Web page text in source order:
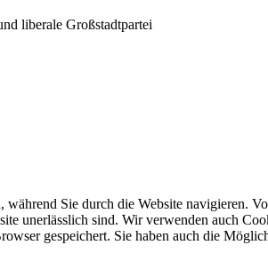
liberale Großstadtpartei
Sie durch die Website navigieren.
unerlässlich sind. Wir verwenden auch
gespeichert. Sie haben auch die